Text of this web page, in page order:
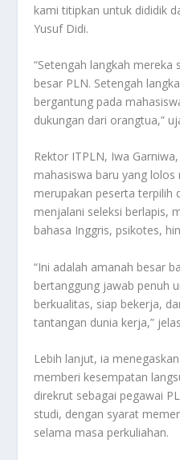
kami titipkan untuk dididik
Yusuf Didi.
“Setengah langkah mereka
besar PLN. Setengah
bergantung pada
dukungan dari orangtua,”
Rektor ITPLN, Iwa
mahasiswa baru yang
merupakan peserta terpilih
menjalani seleksi berlapis,
bahasa Inggris, psikotes,
“Ini adalah amanah besar
bertanggung jawab penuh
berkualitas, siap bekerja,
tantangan dunia kerja,”
Lebih lanjut, ia
memberi kesempatan
direkrut sebagai pegawai
studi, dengan syarat
selama masa perkuliahan.